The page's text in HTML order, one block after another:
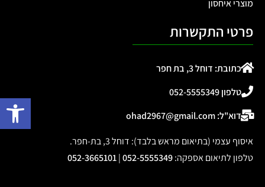
מוצרי איחסון
פרטי התקשרות
כתובת: דוחל 3, בת חפר
טלפון 052-5555349
דוא"ל: ohad2967@gmail.com
איסוף עצמי (בתיאום מראש בלבד): דוחל 3, בת-חפר.
טלפון לתיאום אספקה:
052-5555349
|
052-3665101